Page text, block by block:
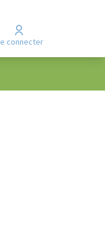
Se connecter